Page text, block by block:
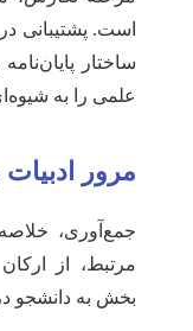
است. پشتیبانی
ساختار
علمی را به
مرور
جمع‌آوری،
مرتبط، از
بخش به دانشجو